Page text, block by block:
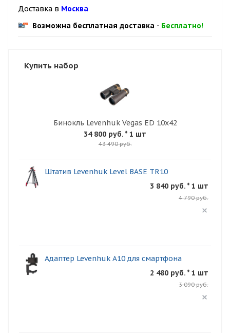
Доставка в Москва
Возможна бесплатная доставка - Бесплатно!
Купить набор
Бинокль Levenhuk Vegas ED 10x42
34 800 руб. * 1 шт
43 490 руб.
Штатив Levenhuk Level BASE TR10
3 840 руб. * 1 шт
4 790 руб.
Адаптер Levenhuk A10 для смартфона
2 480 руб. * 1 шт
3 090 руб.